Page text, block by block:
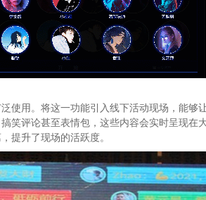
使用。将这一功能引入线下活动现场，能够
笑评论甚至表情包，这些内容会实时呈现在
提升了现场的活跃度。